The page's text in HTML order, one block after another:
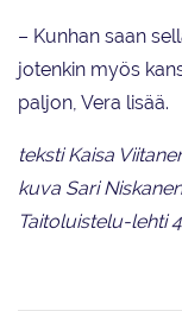
– Kunhan saan
jotenkin myös
paljon, Vera lisää.
teksti Kaisa
kuva Sari Niskanen
Taitoluistelu-lehti